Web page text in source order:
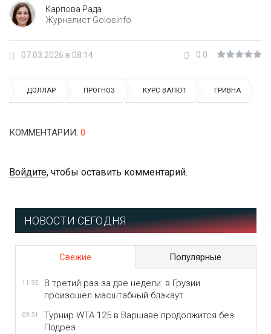
Карпова Рада
Журналист GolosInfo
07.03.2026 в 08:14 0.0
ДОЛЛАР ПРОГНОЗ КУРС ВАЛЮТ ГРИВНА
КОММЕНТАРИИ: 0
Войдите, чтобы оставить комментарий.
НОВОСТИ СЕГОДНЯ
Свежие Популярные
11:35
В третий раз за две недели: в Грузии
произошел масштабный блэкаут
09:31
Турнир WTA 125 в Варшаве продолжится без
Подрез